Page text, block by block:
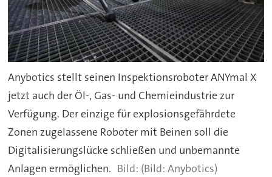
Anybotics stellt seinen Inspektionsroboter ANYmal X
jetzt auch der Öl-, Gas- und Chemieindustrie zur
Verfügung. Der einzige für explosionsgefährdete
Zonen zugelassene Roboter mit Beinen soll die
Digitalisierungslücke schließen und unbemannte
Anlagen ermöglichen.
(Bild: Anybotics)